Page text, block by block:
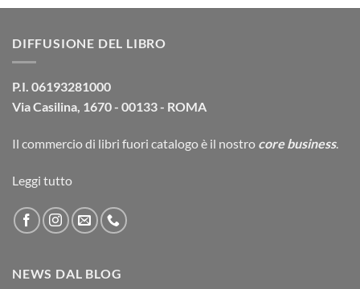
originale
14,90€.
attuale
14,20€.
DIFFUSIONE DEL LIBRO
P.I. 06193281000
Via Casilina, 1670 - 00133 - ROMA
Il commercio di libri fuori catalogoè il nostro core business.
Leggi tutto
NEWS DAL BLOG